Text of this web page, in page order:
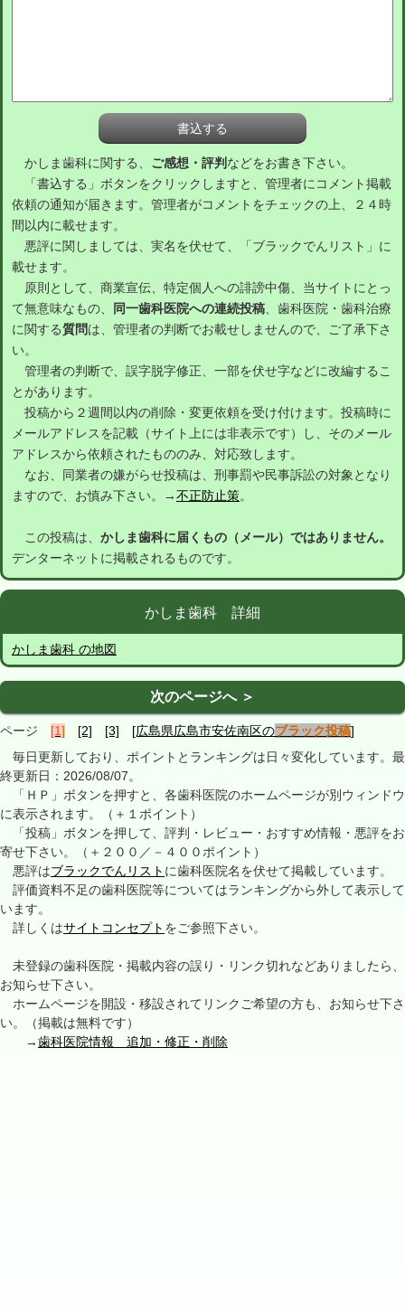
かしま歯科に関する、 ご感想・評判 などをお書き下さい。
「書込する」ボタンをクリックしますと、管理者にコメント掲載
依頼の通知が届きます。管理者がコメントをチェックの上、２４時
間以内に載せます。
悪評に関しましては、実名を伏せて、「ブラックでんリスト」に
載せます。
原則として、商業宣伝、特定個人への誹謗中傷、当サイトにとっ
て無意味なもの、
同一歯科医院への連続投稿、歯科医院・歯科治療
に関する質問は、管理者の判断でお載せしませんので、ご了承下さ
い。
管理者の判断で、誤字脱字修正、一部を伏せ字などに改編するこ
とがあります。
投稿から２週間以内の削除・変更依頼を受け付けます。投稿時に
メールアドレスを記載（サイト上には非表示です）し、そのメール
アドレスから依頼されたもののみ、対応致します。
なお、同業者の嫌がらせ投稿は、刑事罰や民事訴訟の対象となり
ますので、お慎み下さい。→不正防止策。
この投稿は、 かしま歯科に届くもの（メール）ではありません。
デンターネットに掲載されるものです。
かしま歯科 詳細
かしま歯科 の地図
次のページへ ＞
ページ [1] [2] [3] [広島県広島市安佐南区のブラック投稿]
毎日更新しており、ポイントとランキングは日々変化しています。最
終更新日：2026/08/07。
「ＨＰ」ボタンを押すと、各歯科医院のホームページが別ウィンドウ
に表示されます。（＋１ポイント）
「投稿」ボタンを押して、評判・レビュー・おすすめ情報・悪評をお
寄せ下さい。（＋２００／－４００ポイント）
悪評はブラックでんリスト に歯科医院名を伏せて掲載しています。
評価資料不足の歯科医院等についてはランキングから外して表示して
います。
詳しくはサイトコンセプト をご参照下さい。
未登録の歯科医院・掲載内容の誤り・リンク切れなどありましたら、
お知らせ下さい。
ホームページを開設・移設されてリンクご希望の方も、お知らせ下さ
い。（掲載は無料です）
→歯科医院情報 追加・修正・削除